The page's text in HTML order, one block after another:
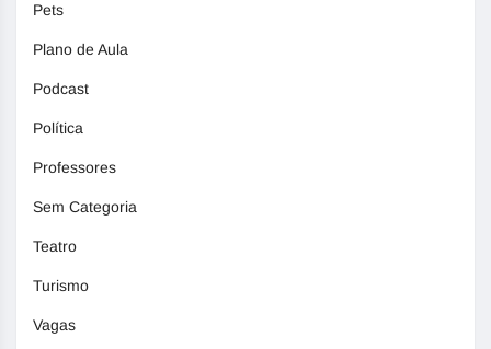
Pets
Plano de Aula
Podcast
Política
Professores
Sem Categoria
Teatro
Turismo
Vagas